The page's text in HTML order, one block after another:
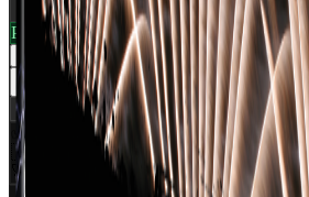
På lager — klar til levering
+
Læg i kurv
✅ CE Godkendt
EU-certificeret
🇩🇰
Dansk distributørWorld Of Fireworks
🚀
350+ produkter Professionelt udvalg